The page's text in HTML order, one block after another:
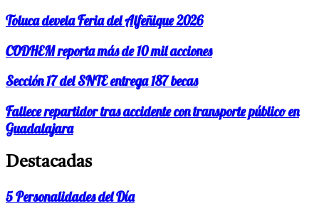
Toluca devela Feria del Alfeñique 2026
CODHEM reporta más de 10 mil acciones
Sección 17 del SNTE entrega 187 becas
Fallece repartidor tras accidente con transporte público en
Guadalajara
Destacadas
5 Personalidades del Día